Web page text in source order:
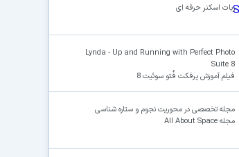
ربات اسکنر حرفه ای
Lynda - Up and Running with Perfect Photo
Suite 8
فیلم آموزش پرفکت فُتو سوئیت 8
مجله تخصصی در محوریت نجوم و ستاره شناسی
مجله All About Space